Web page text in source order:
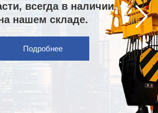
всегда в наличии
нашем складе.
Подробнее